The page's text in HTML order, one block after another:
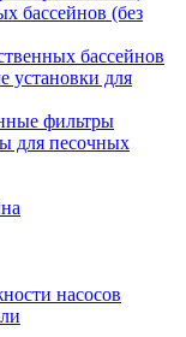
бассейнов (без
бассейнов
установки для
фильтры
для песочных
насосов